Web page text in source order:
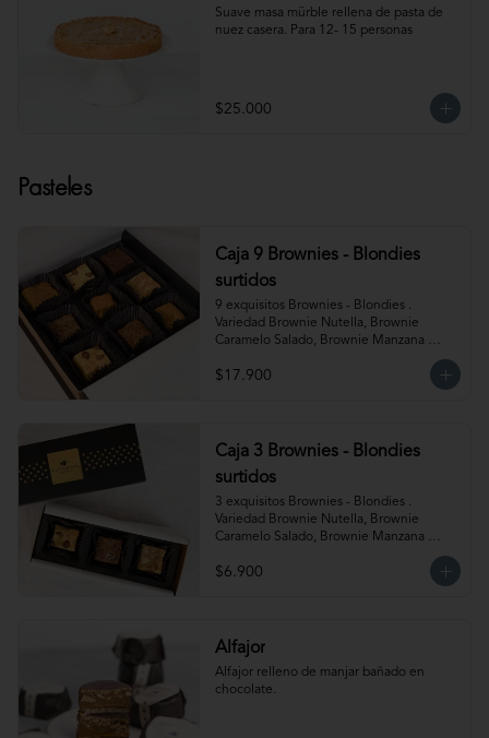
Suave masa mürble rellena de pasta de
nuez casera. Para 12- 15 personas
$25.000
Pasteles
Caja 9 Brownies - Blondies
surtidos
9 exquisitos Brownies - Blondies .
Variedad Brownie Nutella, Brownie
Caramelo Salado, Brownie Manzana
Canela, Blondie Galleta Lotus, Blondie
Almendra y Blondie Mantequilla de
sabores!
$17.900
Caja 3 Brownies - Blondies
surtidos
3 exquisitos Brownies - Blondies .
Variedad Brownie Nutella, Brownie
Caramelo Salado, Brownie Manzana
Canela, Blondie Galleta Lotus, Blondie
Almendra y Blondie Mantequilla de
sabores!
$6.900
Alfajor
Alfajor relleno de manjar bañado en
chocolate.